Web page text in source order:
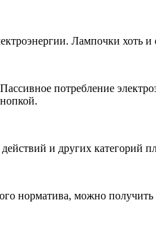
Лампочки хоть
потребление
и других категорий
норматива, можно